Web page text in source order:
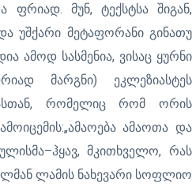
ფრიად. მუნ, ტექსტსა შიგან,
უშქარი მეტაფორანი გინათუ
ამოდ სასმენია, ვისაც ყურნი
მარგნი) ეკლეზიასტეს
რომელიც რომ ორის
ამაოთა და
მკითხველო, რას
ლამის ნახევარი სოფლიო